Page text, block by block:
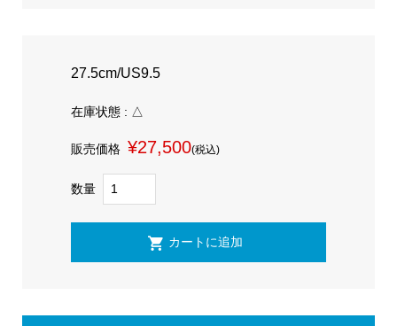
27.5cm/US9.5
在庫状態 : △
販売価格 ¥27,500(税込)
数量